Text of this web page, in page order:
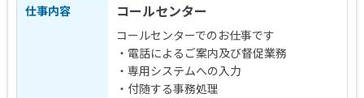
仕事内容 コールセンター
コールセンターでのお仕事です
・電話によるご案内及び督促業務
・専用システムへの入力
・付随する事務処理